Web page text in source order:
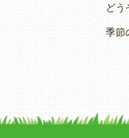
どう
季節